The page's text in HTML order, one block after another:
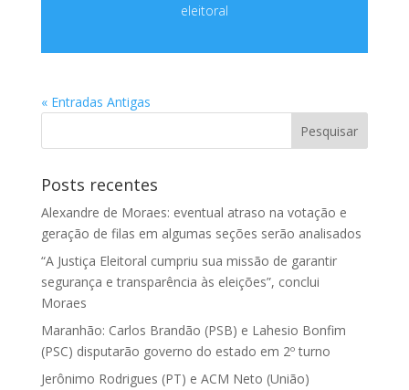
eleitoral
« Entradas Antigas
Posts recentes
Alexandre de Moraes: eventual atraso na votação e
geração de filas em algumas seções serão analisados
“A Justiça Eleitoral cumpriu sua missão de garantir
segurança e transparência às eleições”, conclui
Moraes
Maranhão: Carlos Brandão (PSB) e Lahesio Bonfim
(PSC) disputarão governo do estado em 2º turno
Jerônimo Rodrigues (PT) e ACM Neto (União)